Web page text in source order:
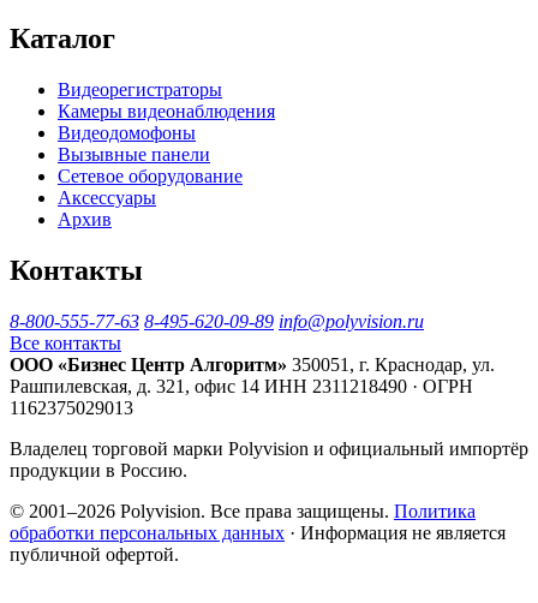
Каталог
Видеорегистраторы
Камеры видеонаблюдения
Видеодомофоны
Вызывные панели
Сетевое оборудование
Аксессуары
Архив
Контакты
8-800-555-77-63 8-495-620-09-89 info@polyvision.ru
Все контакты
ООО «Бизнес Центр Алгоритм» 350051, г. Краснодар, ул.
Рашпилевская, д. 321, офис 14 ИНН 2311218490 · ОГРН
1162375029013
Владелец торговой марки Polyvision и официальный импортёр
продукции в Россию.
© 2001–2026 Polyvision. Все права защищены. Политика
обработки персональных данных · Информация не является
публичной офертой.